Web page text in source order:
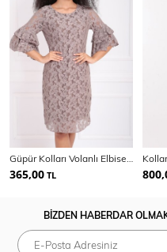
365,00 TL
BİZDEN HABERDAR